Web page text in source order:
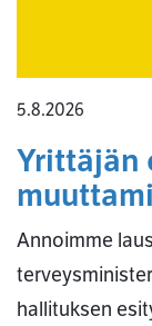
5.8.2026
Yrittäjän
Annoimme
hallituksen